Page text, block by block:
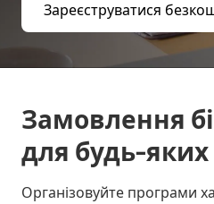
Зареєструватися
Замовлення
для будь-яких
Організовуйте програми